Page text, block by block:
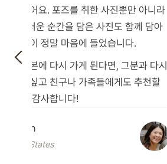
해 주셨어요. 포즈를 취한 사진뿐만 아니라
자연스러운 순간을 담은 사진도 함께 담아
주신 점이 정말 마음에 들었습니다.
만약 일본에 다시 가게 된다면, 그분과 다시
일하고 싶고 친구나 가족들에게도 추천할
거예요! 감사합니다!
Carolyn
United States